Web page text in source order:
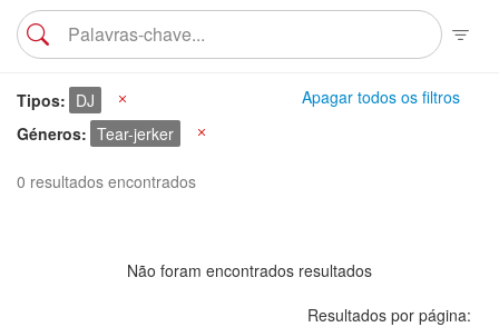
Apagar todos os filtros
Tipos DJ
Géneros
Tear-jerker
0 resultados encontrados
Não foram encontrados resultados
Resultados por página: